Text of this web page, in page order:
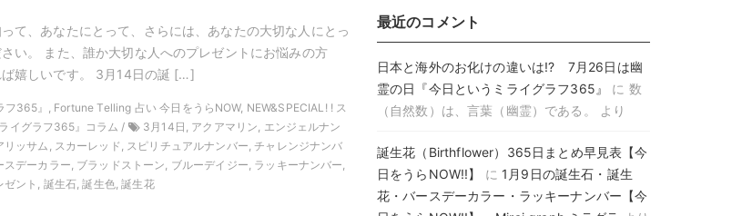
て、あなたにとって、さらには、あなたの大切な人にとっ
い。 また、誰か大切な人へのプレゼントにお悩みの方
嬉しいです。 3月14日の誕 […]
365』, Fortune Telling 占い 今日をうらNOW, NEW&SPECIAL! ! ス
イグラフ365』コラム /
3月14日, アクアマリン, エンジェルナン
ッサム, スカーレッド, スピリチュアルナンバー, チャレンジナンバ
デーカラー, ブラッドストーン, ブルーデイジー, ラッキーナンバー,
ント, 誕生石, 誕生色, 誕生花
ゴ
ー
最近のコメント
日本と海外のお化けの違いは!? 7月26日は幽
霊の日『今日というミライグラフ365』
に 数
（自然数）は、言葉（幽霊）である。
より
誕生花（Birthflower）365日まとめ早見表【今
日をうらNOW!!】
に 1月9日の誕生石・誕生
花・バースデーカラー・ラッキーナンバー【今